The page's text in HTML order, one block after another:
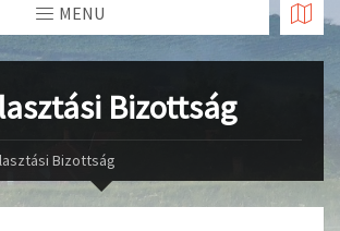
MENU
Bizottság
Bizottság